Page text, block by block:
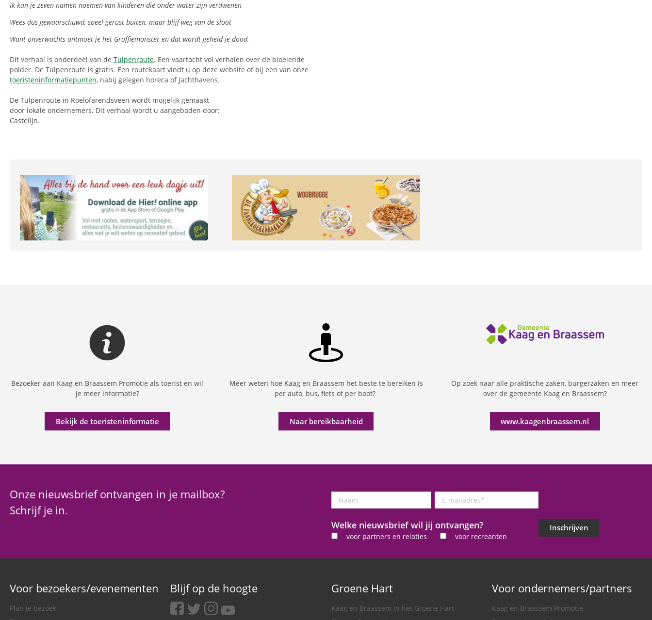
Ik kan je zeven namen noemen van kinderen die onder water zijn verdwenen
Wees dus gewaarschuwd, speel gerust buiten, maar blijf weg van de sloot
Want onverwachts ontmoet je het Groffiemonster en dat wordt geheid je dood.
Dit verhaal is onderdeel van de Tulpenroute. Een vaartocht vol verhalen over de bloeiende
polder. De Tulpenroute is gratis. Een routekaart vindt u op deze website of bij een van onze
toeristeninformatiepunten, nabij gelegen horeca of jachthavens.
De Tulpenroute in Roelofarendsveen wordt mogelijk gemaakt
door lokale ondernemers. Dit verhaal wordt u aangeboden door:
Castelijn.
Bezoeker aan Kaag en Braassem Promotie als toerist en wil
je meer informatie?
Bekijk de toeristeninformatie
Meer weten hoe Kaag en Braassem het beste te bereiken is
per auto, bus, fiets of per boot?
Naar bereikbaarheid
Op zoek naar alle praktische zaken, burgerzaken en meer
over de gemeente Kaag en Braassem?
www.kaagenbraassem.nl
Onze nieuwsbrief ontvangen in je mailbox?
Schrijf je in.
Naam
mailadres
Welke nieuwsbrief wil jij ontvangen?
voor partners en relaties voor recreanten
Inschrijven
Voor bezoekers/evenementen
Plan je bezoek
Blijf op de hoogte
facebook
twitterinstagram
youtube
Groene Hart
Kaag en Braassem in het Groene Hart
Voor ondernemers/partners
Kaag en Braassem Promotie